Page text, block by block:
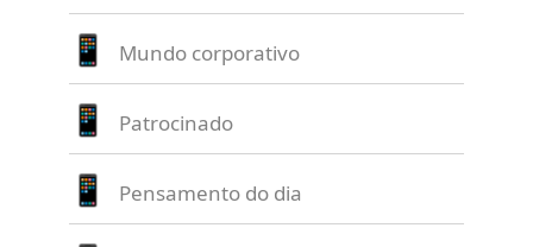
Mundo corporativo
Patrocinado
Pensamento do dia